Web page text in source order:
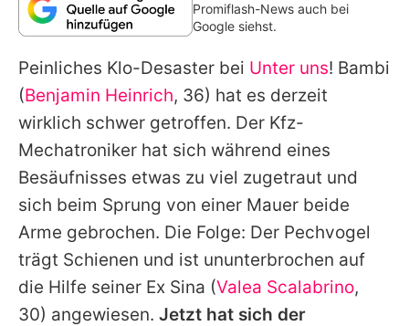
Redaktionelle Richtlinien
Impressum
Datenschutzerklärung
Nutzungsbedingungen
Utiq verwalten
Promiflash-News auch bei
Google siehst.
Peinliches Klo-Desaster bei Unter uns! Bambi
(Benjamin Heinrich, 36) hat es derzeit
wirklich schwer getroffen. Der Kfz-
Mechatroniker hat sich während eines
Besäufnisses etwas zu viel zugetraut und
sich beim Sprung von einer Mauer beide
Arme gebrochen. Die Folge: Der Pechvogel
trägt Schienen und ist ununterbrochen auf
die Hilfe seiner Ex Sina (Valea Scalabrino,
30) angewiesen. Jetzt hat sich der